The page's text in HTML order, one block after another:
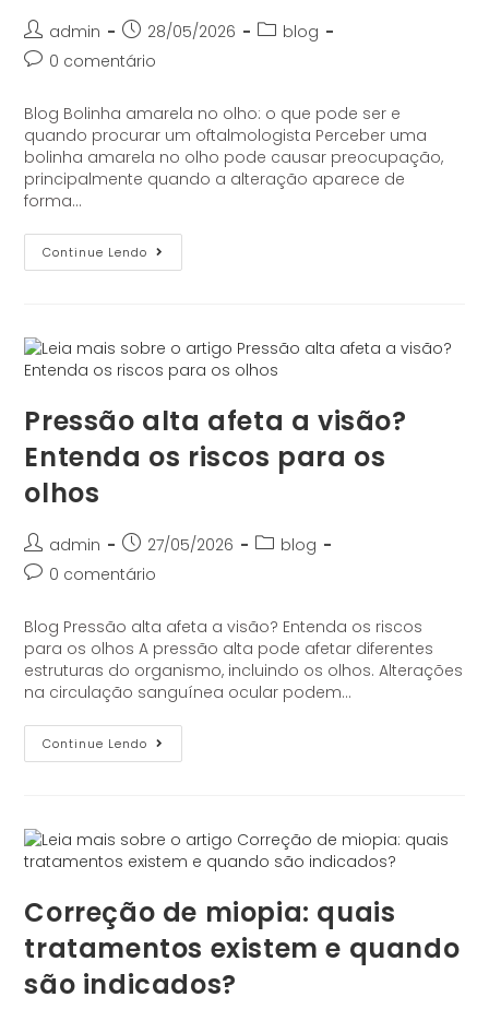
admin 28/05/2026
blog
0 comentário
Blog Bolinha amarela no olho: o que pode ser e
quando procurar um oftalmologista Perceber uma
bolinha amarela no olho pode causar preocupação,
principalmente quando a alteração aparece de
forma…
Continue Lendo
Pressão alta afeta a visão?
Entenda os riscos para os
olhos
admin 27/05/2026
blog
0 comentário
Blog Pressão alta afeta a visão? Entenda os riscos
para os olhos A pressão alta pode afetar diferentes
estruturas do organismo, incluindo os olhos. Alterações
na circulação sanguínea ocular podem…
Continue Lendo
Correção de miopia: quais
tratamentos existem e quando
são indicados?